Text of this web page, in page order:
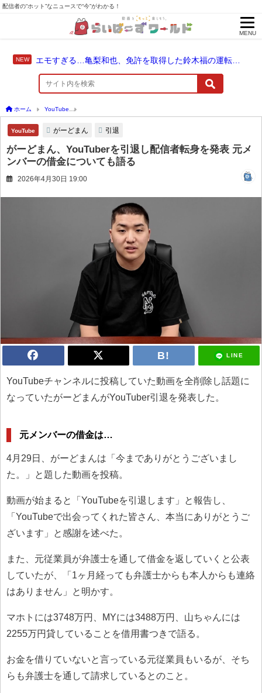
配信者の“ホット”なニュースで“今”がわかる！
MENU
エモすぎる…亀梨和也、免許を取得した鈴木福の運転でドライブ！
ホーム YouTube
YouTube がーどまん 引退
がーどまん、YouTuberを引退し配信者転身を発表 元メ
ンバーの借金についても語る
2026年4月30日 19:00
LINE
YouTubeチャンネルに投稿していた動画を全削除し話題に
なっていたがーどまんがYouTuber引退を発表した。
元メンバーの借金は…
4月29日、がーどまんは「今までありがとうございまし
た。」と題した動画を投稿。
動画が始まると「YouTubeを引退します」と報告し、
「YouTubeで出会ってくれた皆さん、本当にありがとうご
ざいます」と感謝を述べた。
また、元従業員が弁護士を通して借金を返していくと公表
していたが、「1ヶ月経っても弁護士からも本人からも連絡
はありません」と明かす。
マホトには3748万円、MYには3488万円、山ちゃんには
2255万円貸していることを借用書つきで語る。
お金を借りていないと言っている元従業員もいるが、そち
らも弁護士を通して請求しているとのこと。